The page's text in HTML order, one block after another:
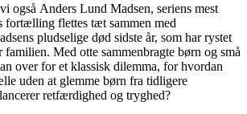
også Anders Lund Madsen, seriens mest
fortælling flettes tæt sammen med
pludselige død sidste år, som har rystet
Med otte sammenbragte børn og små
over for et klassisk dilemma, for hvordan
uden at glemme børn fra tidligere
retfærdighed og tryghed?